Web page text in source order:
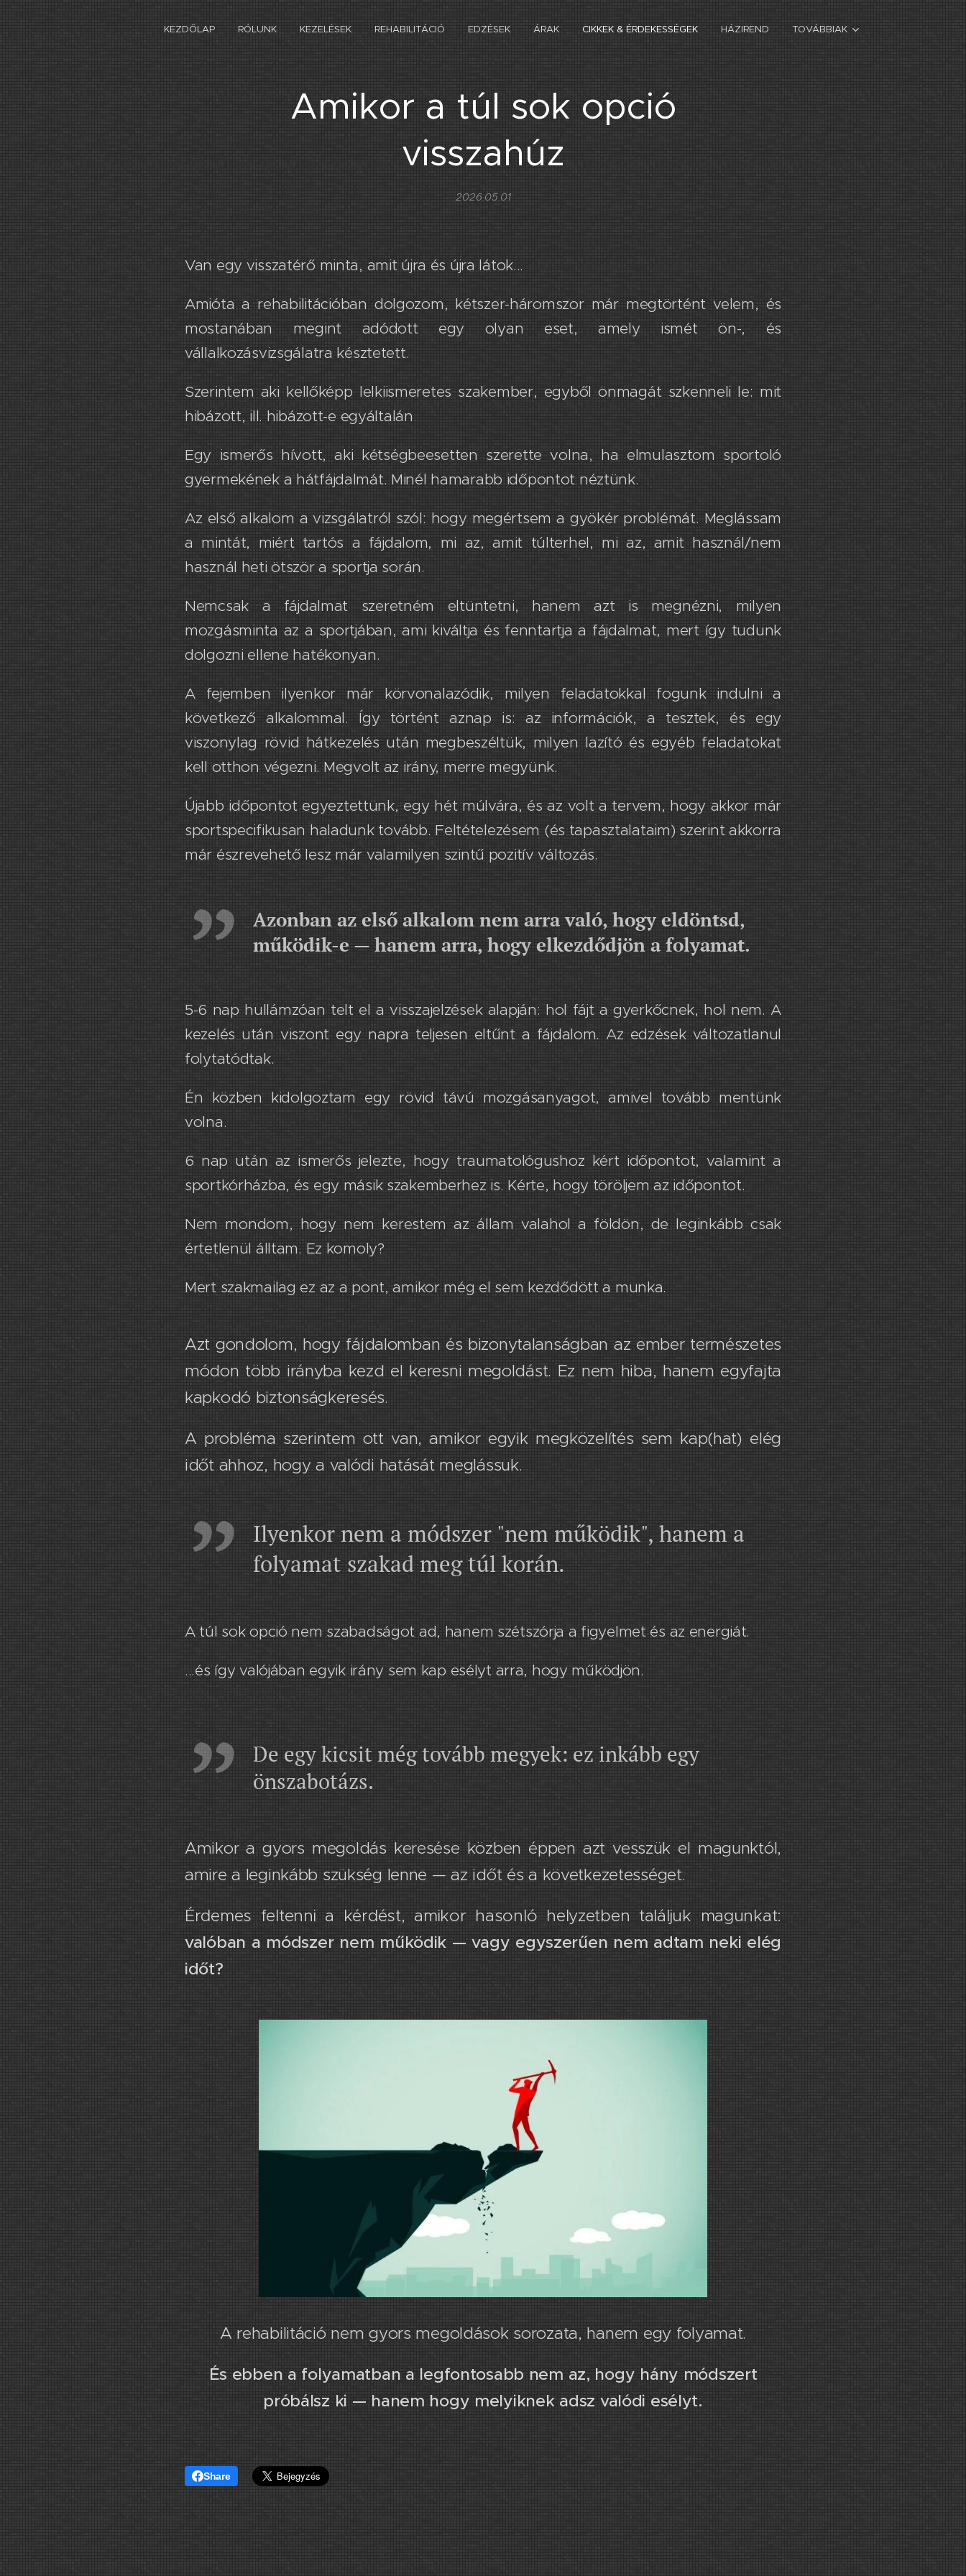
KEZDŐLAP RÓLUNK KEZELÉSEK REHABILITÁCIÓ EDZÉSEK ÁRAK CIKKEK & ÉRDEKESSÉGEK HÁZIREND TOVÁBBIAK
Amikor a túl sok opció
visszahúz
2026.05.01
Van egy visszatérő minta, amit újra és újra látok...
Amióta a rehabilitációban dolgozom, kétszer-háromszor már megtörtént velem, és
mostanában megint adódott egy olyan eset, amely ismét ön-, és
vállalkozásvizsgálatra késztetett.
Szerintem aki kellőképp lelkiismeretes szakember, egyből önmagát szkenneli le: mit
hibázott, ​ill. hibázott-e egyáltalán.
Egy ismerős ​hívott, aki kétségbeesetten szerette volna, ha elmulasztom sportoló
gyermekének a hátfájdalmát. Minél hamarabb időpontot néztünk.
Az első alkalom a vizsgálatról szól: hogy megértsem a gyökér problémát. Meglássam
a mintát, miért ​t​artós a fájdalom, mi az, amit túlterhel, mi az, amit ​használ/nem
használ ​h​eti ötször​ a sportja során.
Nemcsak a fájdalmat szeretném eltüntetni, hanem azt is megnézni, milyen
mozgásminta az a sportjában, ami kiváltja és fenntartja​ a fájdalmat, mert így tudunk
dolgozni ellene hatékonyan.
A fejemben ilyenkor már körvonalazódik, milyen feladatokkal fogunk indulni a
következő alkalommal. Így történt aznap is: az információk, a ​tesztek, és egy
viszonylag rövid hátkezelés után ​megbeszéltük, milyen lazító és egyéb feladatokat
kell otthon végezni. Megvolt az irány, merre megyünk.
​Újabb időpontot egyeztettünk, egy hét ​m​úlvára, és ​az volt a tervem, hogy akkor már
sportspecifikusan haladunk tovább. Feltételezésem (és tapasztalataim) szerint ​a​kkorra
már ​észrevehető lesz már valamilyen szintű pozitív változás.
Azonban az első alkalom nem arra való, hogy eldöntsd,
működik-e — hanem arra, hogy elkezdődjön a folyamat.
5-6 nap hullámzóan telt el a visszajelzések alapján: hol fájt a gyerkőcnek, hol nem. A
kezelés után viszont egy napra teljesen eltűnt a fájdalom. Az edzések változatlanul
folytatódtak.
Én közben kidolgoztam ​e​gy rövid távú mozgásanyagot, amivel tovább mentünk
volna.
6 nap után az ismerős jelezte, hogy traumatológushoz kért időpontot, valamint a
sportkórházba, és egy másik szakemberhez is. Kérte, hogy töröljem az időpontot.
Nem mondom, hogy nem kerestem az állam valahol a földön, de leginkább csak
értetlenül álltam.​ Ez komoly?
​Mert szakmailag ez az a pont, amikor még el sem kezdődött a munka.
​Azt gondolom, hogy fájdalomban és bizonytalanságban az ember természetes
módon több irányba kezd el keresni megoldást. Ez nem hiba, hanem egyfajta
kapkodó biztonságkeresés.
A probléma szerintem ott van, amikor egyik megközelítés sem kap(hat) elég
időt ahhoz, hogy a valódi hatását meglássuk.
Ilyenkor nem a módszer "nem működik", hanem a
folyamat szakad meg túl korán.
A túl sok opció nem szabadságot ad, hanem szétszórja a figyelmet és az energiát.
​...és így valójában egyik irány sem kap esélyt arra, hogy működjön.
De egy kicsit még tovább megyek:​ ez inkább egy​
önszabotázs.
Amikor a gyors megoldás keresése közben éppen azt vesszük el magunktól,
amire a leginkább szükség lenne — az időt és a következetességet.
Érdemes feltenni a kérdést, amikor hasonló helyzetben találjuk magunkat:
valóban a módszer nem működik —​ vagy egyszerűen nem adtam neki elég
időt?
A rehabilitáció nem gyors megoldások sorozata, hanem egy folyamat.
És ebben a folyamatban a legfontosabb nem az, hogy hány módszert
próbálsz ki — hanem hogy melyiknek adsz valódi esélyt.
Share